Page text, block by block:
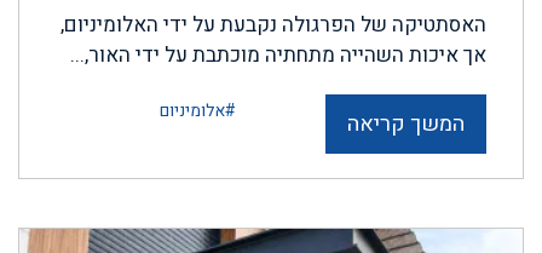
האסתטיקה של הפרגולה נקבעת על ידי האלומיניום,
אך איכות השהייה מתחתיה מוכתבת על ידי האור,...
המשך קריאה #אלומיניום